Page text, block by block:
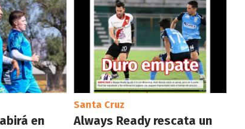
en
Santa Cruz
Always Ready rescata un